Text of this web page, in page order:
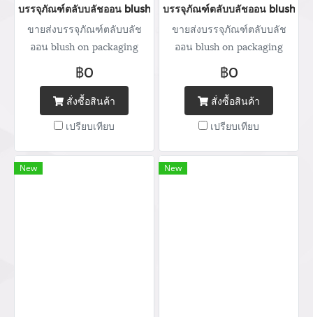
บรรจุภัณฑ์ตลับบลัชออน blush on packaging ร้านขายบรรจุภัณฑ์
ขายส่งบรรจุภัณฑ์ตลับบลัช
ออน blush on packaging
จำหน่ายบรรจุภัณฑ์เครื่อง
สำอางทุกประเภท บริการ
ออกแบบ ผลิตกล่อง สกรีนโลโก้
พิมพ์แบรนด์ Tel : (+66) 020
462 506-112 Mobile: 083 828
9246 Email:
marketing@packingroom.com/
฿0
สั่งซื้อสินค้า
เปรียบเทียบ
บรรจุภัณฑ์ตลับบลัชออน blush on
ขายส่งบรรจุภัณฑ์ตลับบลัช
ออน blush on packaging
จำหน่ายบรรจุภัณฑ์เครื่อง
สำอางทุกประเภท บริการ
ออกแบบ ผลิตกล่อง สกรีนโลโก้
พิมพ์แบรนด์ Tel : (+66) 020
462 506-112 Mobile: 083 828
9246 Email:
marketing@packingroom.com/
฿0
สั่งซื้อสินค้า
เปรียบเทียบ
New New